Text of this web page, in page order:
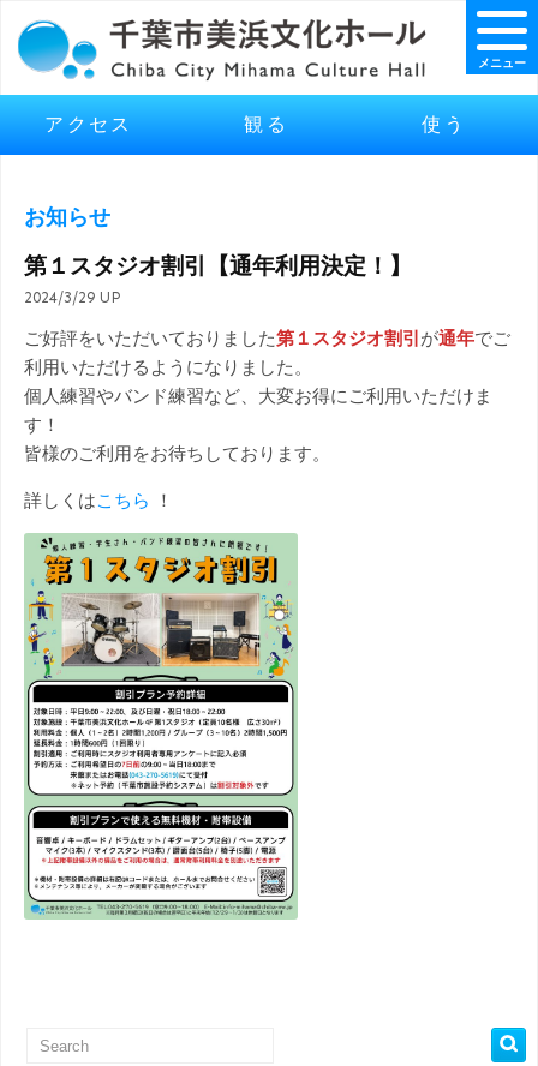
アクセス 観る 使う
メニュー
お知らせ
第１スタジオ割引【通年利用決定！】
2024/3/29 UP
ご好評をいただいておりました第１スタジオ割引 が通年でご
利用いただけるようになりました。
個人練習やバンド練習など、大変お得にご利用いただけま
す！
皆様のご利用をお待ちしております。
詳しくはこちら ！